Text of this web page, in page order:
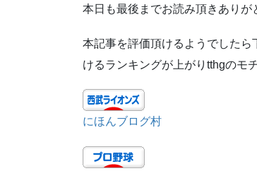
本日も最後までお読み頂きありが
本記事を評価頂けるようでした
けるランキングが上がりtthgのモ
にほんブログ村